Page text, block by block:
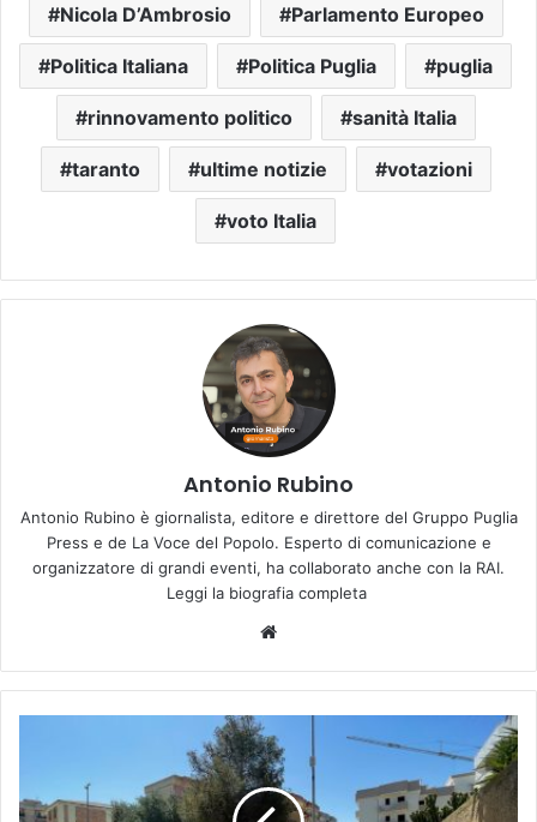
Nicola D’Ambrosio Parlamento Europeo
Politica Italiana Politica Puglia puglia
rinnovamento politico sanità Italia
taranto ultime notizie votazioni
voto Italia
Antonio Rubino
Antonio Rubino è giornalista, editore e direttore del Gruppo Puglia
Press e de La Voce del Popolo. Esperto di comunicazione e
organizzatore di grandi eventi, ha collaborato anche con la RAI.
Leggi la biografia completa
Giorgio